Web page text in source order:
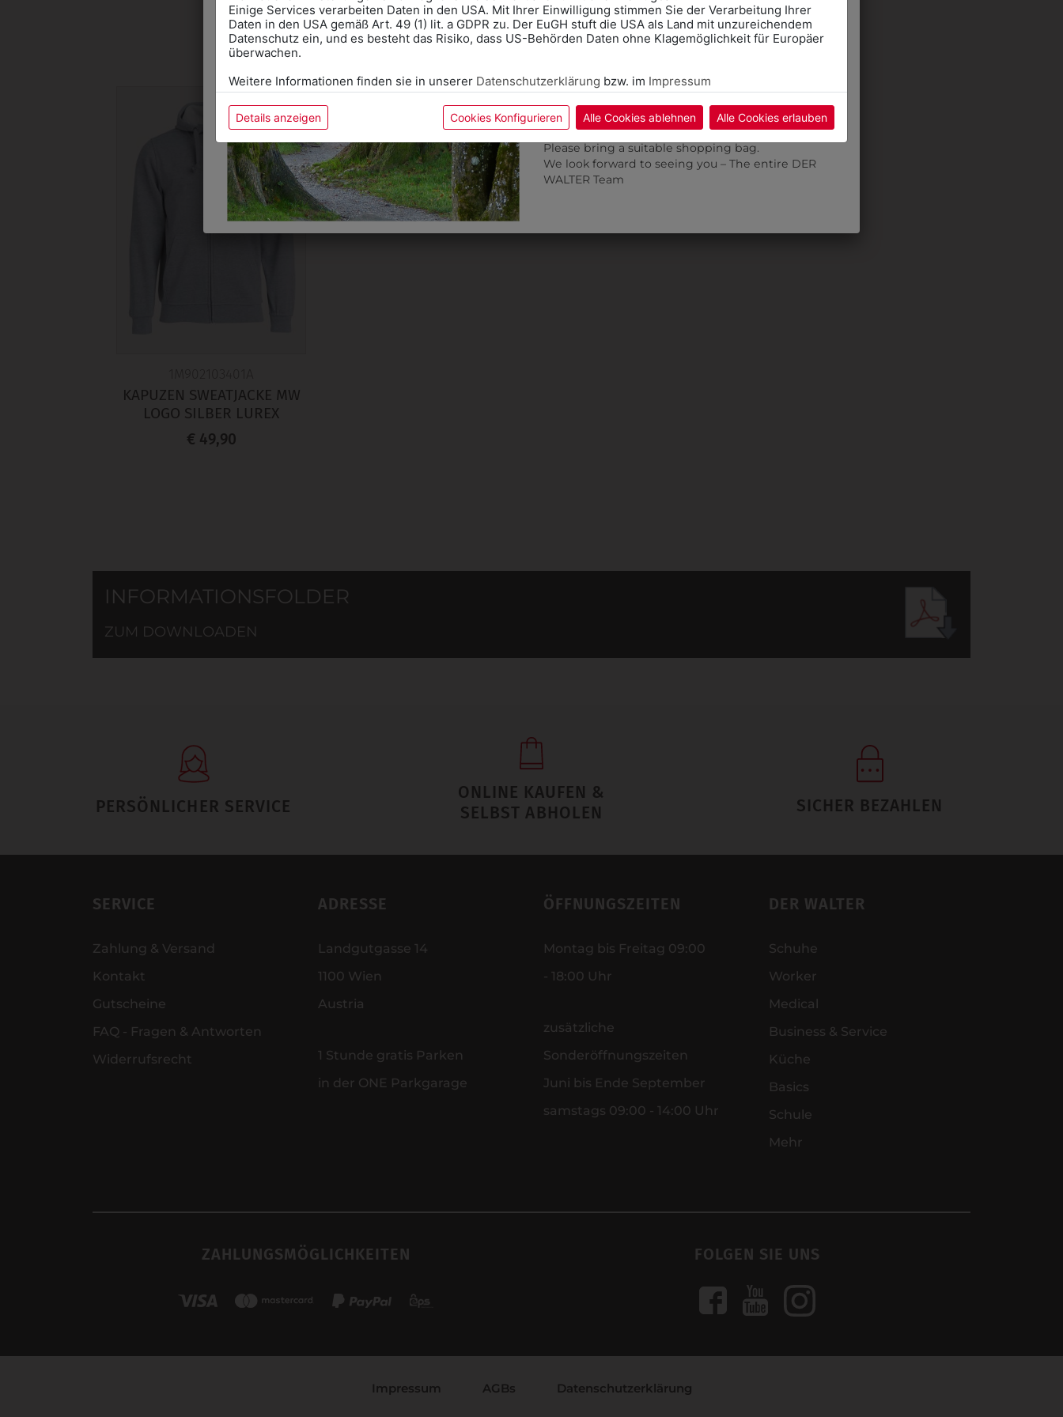
ZULETZT ANGESEHEN
KAPUZEN SWEATJACKE MW
LOGO SILBER LUREX
€ 49,90
INFORMATIONSFOLDER
ZUM DOWNLOADEN
PERSÖNLICHER SERVICE
ONLINE KAUFEN &
SELBST ABHOLEN
SICHER BEZAHLEN
SERVICE
Zahlung & Versand
Kontakt
Gutscheine
FAQ - Fragen & Antworten
Widerrufsrecht
ADRESSE
Landgutgasse 14
1100 Wien
Austria
1 Stunde gratis Parken
in der ONE Parkgarage
ÖFFNUNGSZEITEN
Montag bis Freitag 09:00
- 18:00 Uhr
zusätzliche
Sonderöffnungszeiten
Juni bis Ende September
samstags 09:00 - 14:00 Uhr
DER WALTER
Schuhe
Worker
Medical
Business & Service
Küche
Basics
Schule
Mehr
ZAHLUNGSMÖGLICHKEITEN FOLGEN SIE UNS
Impressum AGBs Datenschutzerklärung
Einige Services verarbeiten Daten in den USA. Mit Ihrer Einwilligung stimmen Sie der Verarbeitung Ihrer
Daten in den USA gemäß Art. 49 (1) lit. a GDPR zu. Der EuGH stuft die USA als Land mit unzureichendem
Datenschutz ein, und es besteht das Risiko, dass US-Behörden Daten ohne Klagemöglichkeit für Europäer
überwachen.
Weitere Informationen finden sie in unserer Datenschutzerklärung bzw. im Impressum
Details anzeigen Cookies Konfigurieren Alle Cookies ablehnen Alle Cookies erlauben
Wir freuen uns - Das gesamte DER WALTER Team
correct school.
calendar icon.
Without an appointment, there may be a wait.
Please bring a suitable shopping bag.
We look forward to seeing you – The entire DER
WALTER Team